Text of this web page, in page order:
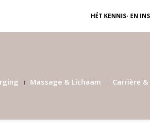
HÉT KENNIS- EN
Massage & Lichaam Carrière